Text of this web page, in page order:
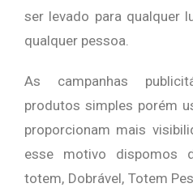
ser levado para qualquer
qualquer pessoa.
As campanhas
produtos simples porém
proporcionam mais
esse motivo dispomos
totem, Dobrável, Totem